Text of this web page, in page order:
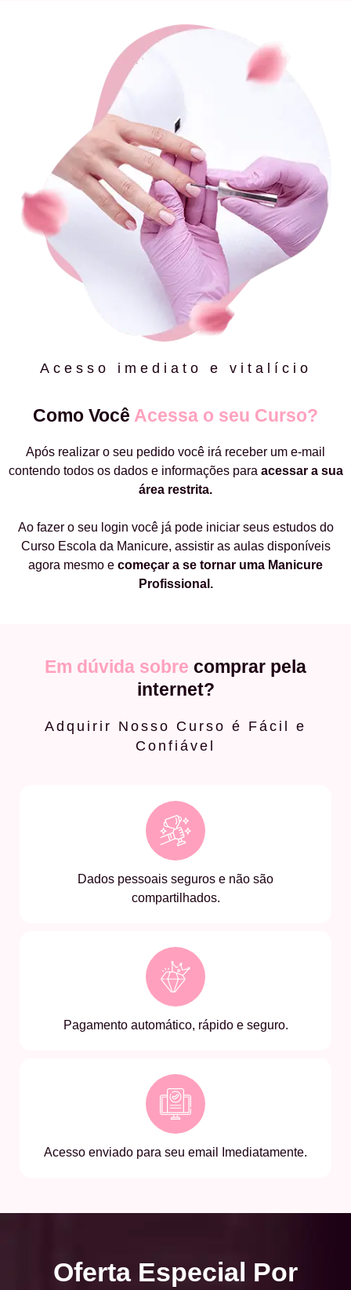
Acesso imediato e vitalício
Como Você Acessa o seu Curso?
Após realizar o seu pedido você irá receber um e-mail
contendo todos os dados e informações para acessar a sua
área restrita.
Ao fazer o seu login você já pode iniciar seus estudos do
Curso Escola da Manicure, assistir as aulas disponíveis
agora mesmo e começar a se tornar uma Manicure
Profissional.
Em dúvida sobre comprar pela
internet?
Adquirir Nosso Curso é Fácil e
Confiável
Dados pessoais seguros e não são
compartilhados.
Pagamento automático, rápido e seguro.
Acesso enviado para seu email Imediatamente.
Oferta Especial Por